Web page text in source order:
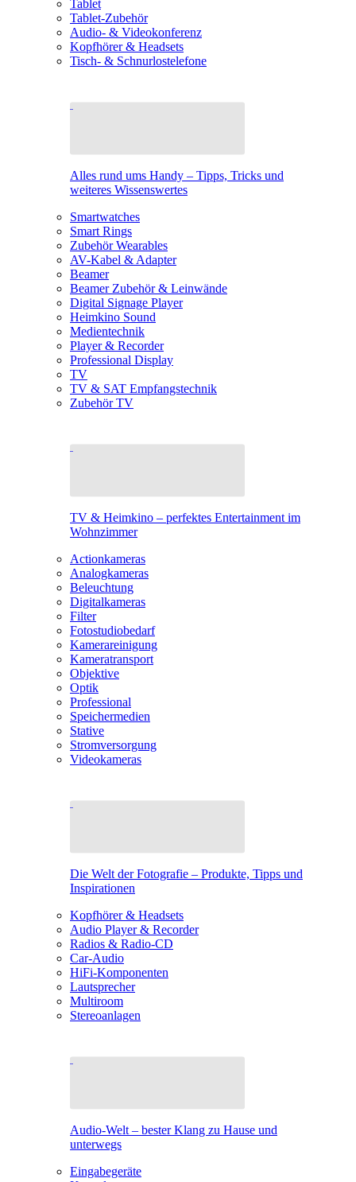
Tablet
Tablet-Zubehör
Audio- & Videokonferenz
Kopfhörer & Headsets
Tisch- & Schnurlostelefone
Alles rund ums Handy – Tipps, Tricks und
weiteres Wissenswertes
Smartwatches
Smart Rings
Zubehör Wearables
AV-Kabel & Adapter
Beamer
Beamer Zubehör & Leinwände
Digital Signage Player
Heimkino Sound
Medientechnik
Player & Recorder
Professional Display
TV
TV & SAT Empfangstechnik
Zubehör TV
TV & Heimkino – perfektes Entertainment im
Wohnzimmer
Actionkameras
Analogkameras
Beleuchtung
Digitalkameras
Filter
Fotostudiobedarf
Kamerareinigung
Kameratransport
Objektive
Optik
Professional
Speichermedien
Stative
Stromversorgung
Videokameras
Die Welt der Fotografie – Produkte, Tipps und
Inspirationen
Kopfhörer & Headsets
Audio Player & Recorder
Radios & Radio-CD
Car-Audio
HiFi-Komponenten
Lautsprecher
Multiroom
Stereoanlagen
Audio-Welt – bester Klang zu Hause und
unterwegs
Eingabegeräte